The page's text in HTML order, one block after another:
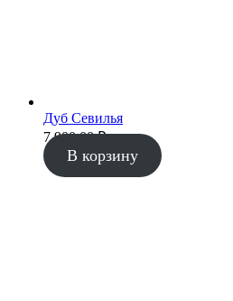
Дуб Севилья
7 900.00₽
В корзину